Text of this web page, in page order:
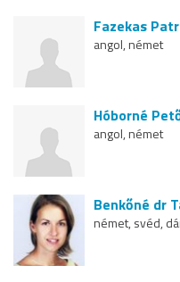
Fazekas
angol, német
Hóborné
angol, német
Benkőné dr
német, svéd,